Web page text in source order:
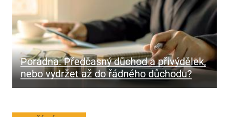
Poradna: Předčasný důchod a přivýdělek,
nebo vydržet až do řádného důchodu?